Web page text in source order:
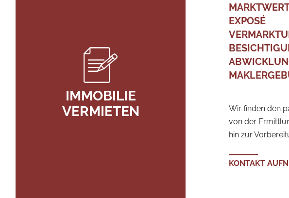
IMMOBILIE
VERMIETEN
EXPOSÉ
Wir finden den
von der
hin zur
KONTAKT